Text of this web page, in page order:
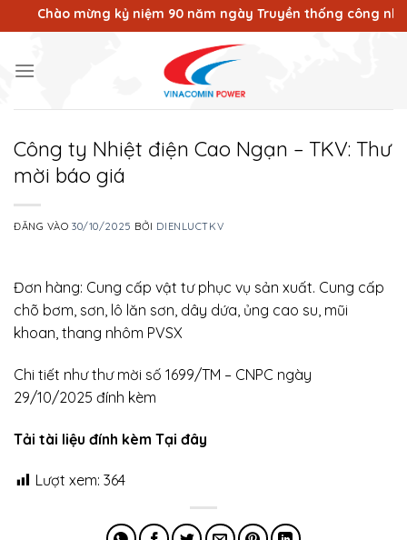
qua
dung
Chào mừng kỷ niệm 90 năm ngày Truyền thống công nhân
Công ty Nhiệt điện Cao Ngạn – TKV: Thư
mời báo giá
ĐĂNG VÀO30/10/2025 BỞI DIENLUCTKV
Đơn hàng: Cung cấp vật tư phục vụ sản xuất. Cung cấp
chõ bơm, sơn, lô lăn sơn, dây dứa, ủng cao su, mũi
khoan, thang nhôm PVSX
Chi tiết như thư mời số 1699/TM – CNPC ngày
29/10/2025 đính kèm
Tải tài liệu đính kèm Tại đây
Lượt xem: 364